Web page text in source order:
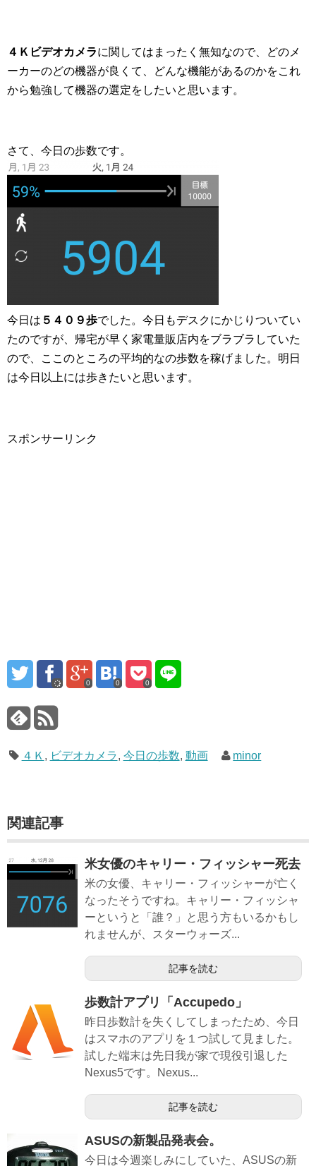
４Ｋ ビデオカメラに関してはまったく無知なので、どのメ
ーカーのどの機器が良くて、どんな機能があるのかをこれ
から勉強して機器の選定をしたいと思います。
さて、今日の歩数です。
今日は ５４０９歩でした。今日もデスクにかじりついてい
たのですが、帰宅が早く家電量販店内をブラブラしていた
ので、ここのところの平均的なの歩数を稼げました。明日
は今日以上には歩きたいと思います。
スポンサーリンク
0 0 0
４Ｋ , ビデオカメラ, 今日の歩数, 動画 minor
関連記事
米女優のキャリー・フィッシャー死去
米の女優、キャリー・フィッシャーが亡く
なったそうですね。キャリー・フィッシャ
ーというと「誰？」と思う方もいるかもし
れませんが、スターウォーズ...
記事を読む
歩数計アプリ「Accupedo」
昨日歩数計を失くしてしまったため、今日
はスマホのアプリを１つ試して見ました。
試した端末は先日我が家で現役引退した
Nexus5です。Nexus...
記事を読む
ASUSの新製品発表会。
今日は今週楽しみにしていた、ASUSの新